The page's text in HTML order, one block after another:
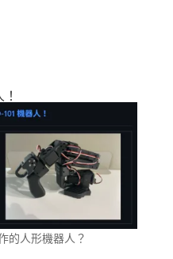
的人形機器人？